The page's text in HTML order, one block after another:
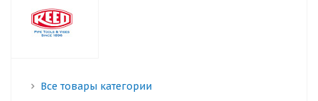
Все товары категории